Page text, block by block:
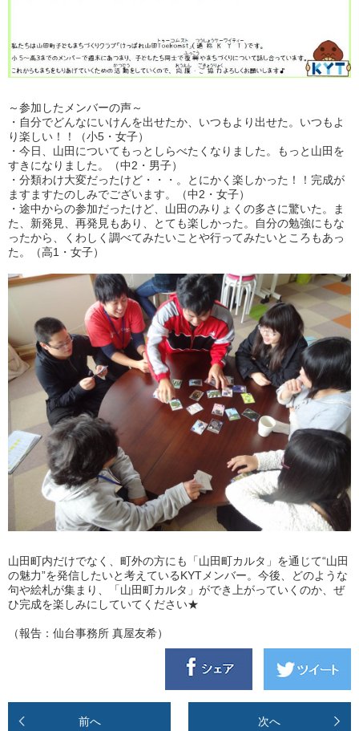
～参加したメンバーの声～
・自分でどんなにいけんを出せたか、いつもより出せた。いつもよ
り楽しい！！（小5・女子）
・今日、山田についてもっとしらべたくなりました。もっと山田を
すきになりました。（中2・男子）
・分類わけ大変だったけど・・・。とにかく楽しかった！！完成が
ますますたのしみでございます。（中2・女子）
・途中からの参加だったけど、山田のみりょくの多さに驚いた。ま
た、新発見、再発見もあり、とても楽しかった。自分の勉強にもな
ったから、くわしく調べてみたいことや行ってみたいところもあっ
た。（高1・女子）
山田町内だけでなく、町外の方にも「山田町カルタ」を通じて“山田
の魅力”を発信したいと考えているKYTメンバー。今後、どのような
句や絵札が集まり、「山田町カルタ」ができ上がっていくのか、ぜ
ひ完成を楽しみにしていてください★
（報告：仙台事務所 真屋友希）
前へ 次へ